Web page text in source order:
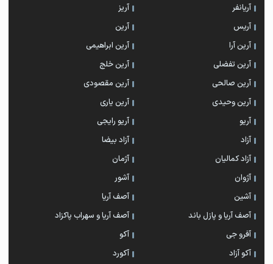
آریانفر
آریز
آریس
آرین
آرین آرا
آرین ابراهیمی
آرین تفضلی
آرین خلج
آرین صالحی
آرین مقصودی
آرین وحیدی
آرین یاری
آریو
آریو رایجی
آزاد
آزاد بیضا
آزاد کمالیان
آژمان
آژوان
آشور
آشین
آصف آریا
آصف آریا و پازل باند
آصف آریا و سهراب پاکزاد
آفرو جی
آکو
آکو آزاد
آکورد